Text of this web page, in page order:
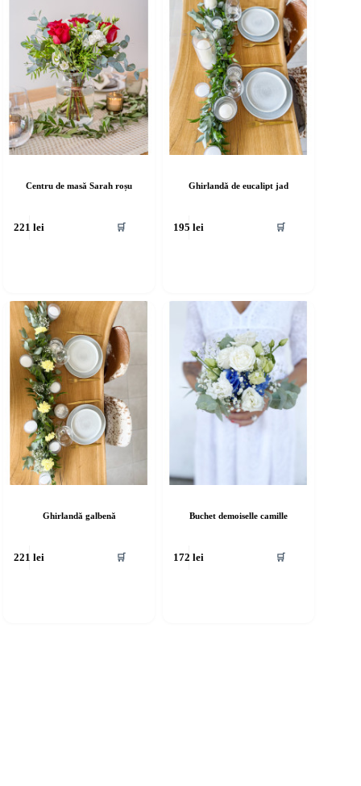
Centru de masă Sarah roșu
221lei 🛒
Ghirlandă de eucalipt jad
195lei 🛒
Ghirlandă galbenă
221lei 🛒
Buchet demoiselle camille
172lei 🛒